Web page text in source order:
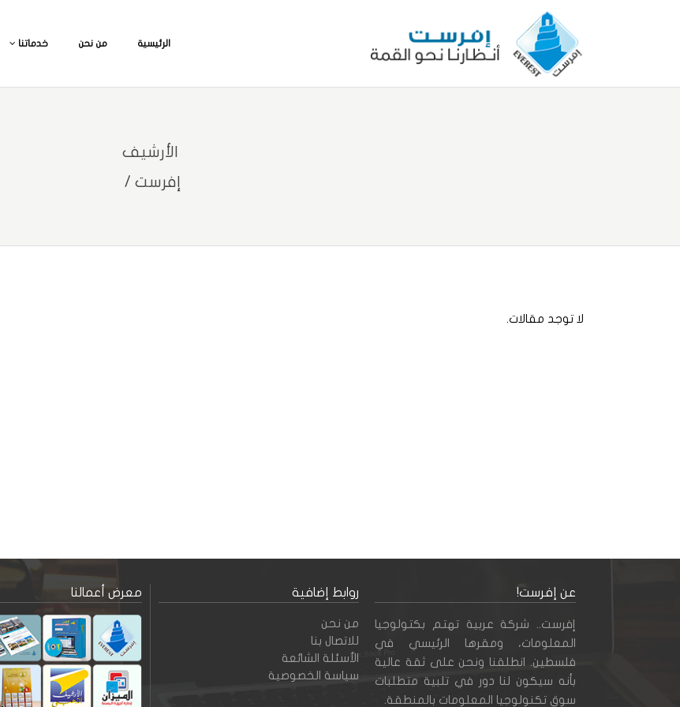
الرئيسية من نحن خدماتنا
الأرشيف
إفرست /
لا توجد مقالات.
عن إفرست!
إفرست.. شركة عربية تهتم بكتولوجيا
المعلومات، ومقرها الرئيسي في
فلسطين. انطلقنا ونحن على ثقة عالية
بأنه سيكون لنا دور في تلبية متطلبات
سوق تكنولوجيا المعلومات بالمنطقة.
روابط إضافية
من نحن
للاتصال بنا
الأسئلة الشائعة
سياسة الخصوصية
معرض أعمالنا